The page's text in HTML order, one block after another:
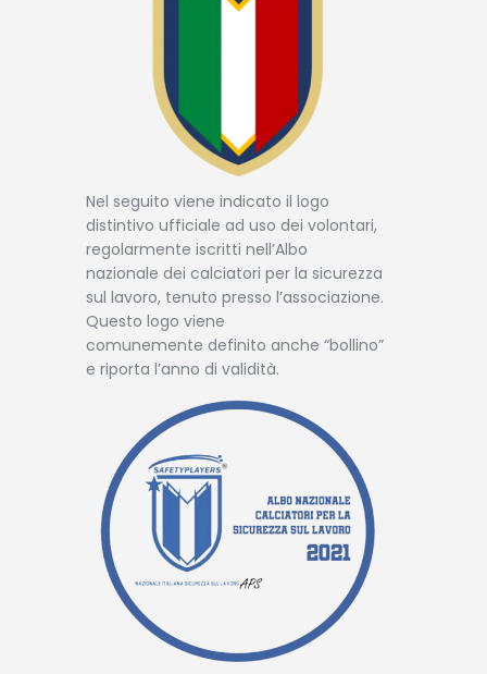
Nel seguito viene indicato il logo
distintivo ufficiale ad uso dei volontari,
regolarmente iscritti nell’Albo
nazionale dei calciatori per la sicurezza
sul lavoro, tenuto presso l’associazione.
Questo logo viene
comunemente definito anche “bollino”
e riporta l’anno di validità.